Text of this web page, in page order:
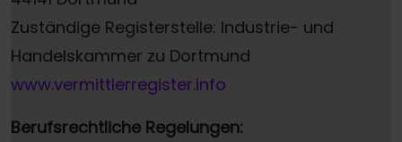
Zuständige Registerstelle: Industrie- und
Handelskammer zu Dortmund
www.vermittlerregister.info
Berufsrechtliche Regelungen: